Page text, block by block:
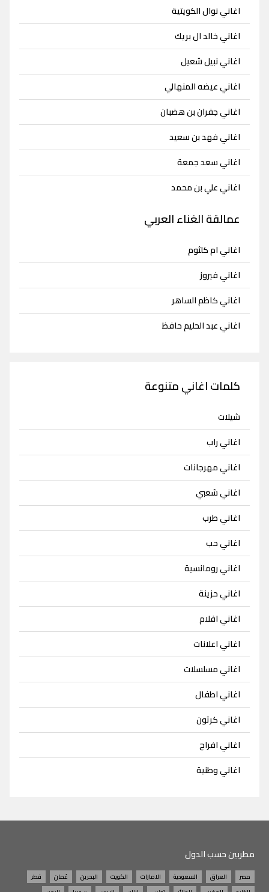
اغاني نوال الكويتية
اغاني خالد ال بريك
اغاني نبيل شعيل
اغاني عيضه المنهالي
اغاني جفران بن هضبان
اغاني فهد بن سعيد
اغاني سعد جمعة
اغاني علي بن محمد
عمالقة الغناء العربي
اغاني ام كلثوم
اغاني فيروز
اغاني كاظم الساهر
اغاني عبد الحليم حافظ
كلمات اغاني متنوعة
شيلات
اغاني راب
اغاني مهرجانات
اغاني شعبي
اغاني طرب
اغاني حب
اغاني رومانسية
اغاني حزينة
اغاني افلام
اغاني اعلانات
اغاني مسلسلات
اغاني اطفال
اغاني كرتون
اغاني افراح
اغاني وطنية
مطربين حسب الدول
مصر العراق السعودية الامارات الكويت البحرين عُمان
قطر